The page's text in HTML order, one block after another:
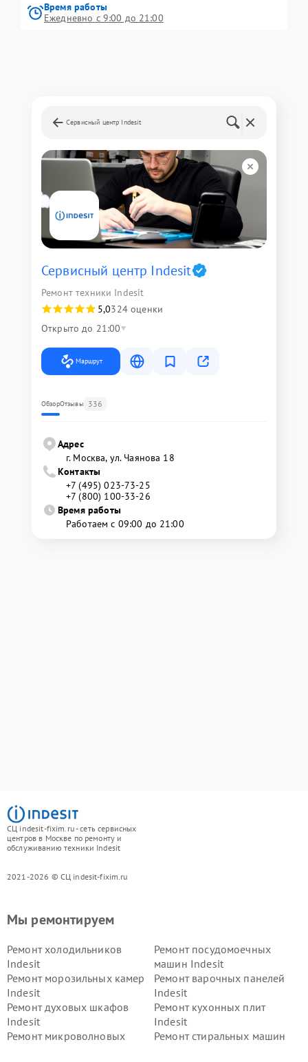
Время работы
Ежедневно с 9:00 до 21:00
Сервисный центр Indesit
Сервисный центр Indesit
Ремонт техники Indesit
5,0324 оценки
Открыто до 21:00
Маршрут
ОбзорОтзывы 336
Адрес
г. Москва, ул. Чаянова 18
Контакты
+7 (495) 023-73-25
+7 (800) 100-33-26
Время работы
Работаем с 09:00 до 21:00
СЦ indesit-fixim.ru - сеть сервисных
центров в Москве по ремонту и
обслуживанию техники Indesit
2021-2026 © СЦ indesit-fixim.ru
Мы ремонтируем
Ремонт холодильников
Indesit
Ремонт посудомоечных
машин Indesit
Ремонт морозильных камер
Indesit
Ремонт варочных панелей
Indesit
Ремонт духовых шкафов
Indesit
Ремонт кухонных плит
Indesit
Ремонт микроволновых
Ремонт стиральных машин